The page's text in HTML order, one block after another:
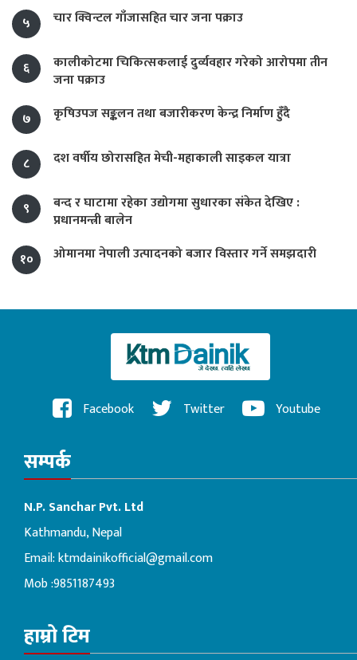
५
चार क्विन्टल गाँजासहित चार जना पक्राउ
६
कालीकोटमा चिकित्सकलाई दुर्व्यवहार गरेको आरोपमा तीन
जना पक्राउ
७
कृषिउपज सङ्कलन तथा बजारीकरण केन्द्र निर्माण हुँदै
८ दश वर्षीय छोरासहित मेची-महाकाली साइकल यात्रा
९
बन्द र घाटामा रहेका उद्योगमा सुधारका संकेत देखिए :
प्रधानमन्त्री बालेन
१०
ओमानमा नेपाली उत्पादनको बजार विस्तार गर्ने समझदारी
Facebook Twitter Youtube
सम्पर्क
N.P. Sanchar Pvt. Ltd
Kathmandu, Nepal
Email:ktmdainikofficial@gmail.com
Mob :9851187493
हाम्रो टिम